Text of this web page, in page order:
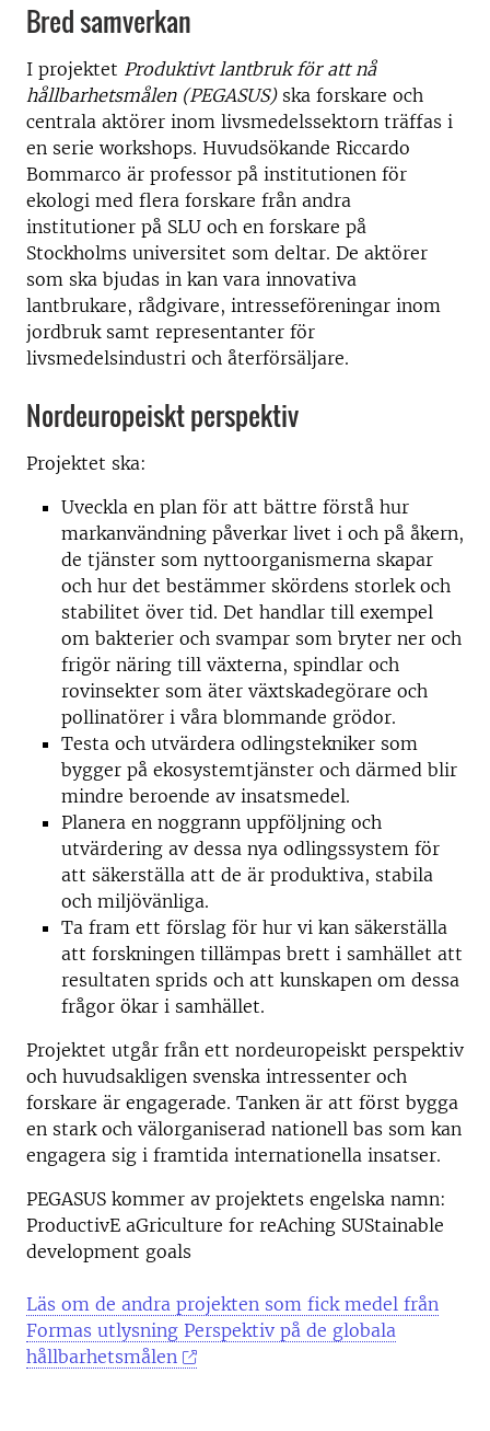
Bred samverkan
I projektet Produktivt lantbruk för att nå
hållbarhetsmålen (PEGASUS)ska forskare och
centrala aktörer inom livsmedelssektorn träffas i
en serie workshops. Huvudsökande Riccardo
Bommarco är professor på institutionen för
ekologi med flera forskare från andra
institutioner på SLU och en forskare på
Stockholms universitet som deltar. De aktörer
som ska bjudas in kan vara innovativa
lantbrukare, rådgivare, intresseföreningar inom
jordbruk samt representanter för
livsmedelsindustri och återförsäljare.
Nordeuropeiskt perspektiv
Projektet ska:
Uveckla en plan för att bättre förstå hur
markanvändning påverkar livet i och på åkern,
de tjänster som nyttoorganismerna skapar
och hur det bestämmer skördens storlek och
stabilitet över tid. Det handlar till exempel
om bakterier och svampar som bryter ner och
frigör näring till växterna, spindlar och
rovinsekter som äter växtskadegörare och
pollinatörer i våra blommande grödor.
Testa och utvärdera odlingstekniker som
bygger på ekosystemtjänster och därmed blir
mindre beroende av insatsmedel.
Planera en noggrann uppföljning och
utvärdering av dessa nya odlingssystem för
att säkerställa att de är produktiva, stabila
och miljövänliga.
Ta fram ett förslag för hur vi kan säkerställa
att forskningen tillämpas brett i samhället att
resultaten sprids och att kunskapen om dessa
frågor ökar i samhället.
Projektet utgår från ett nordeuropeiskt perspektiv
och huvudsakligen svenska intressenter och
forskare är engagerade. Tanken är att först bygga
en stark och välorganiserad nationell bas som kan
engagera sig i framtida internationella insatser.
PEGASUS kommer av projektets engelska namn:
ProductivE aGriculture for reAching SUStainable
development goals
Läs om de andra projekten som fick medel från
Formas utlysning Perspektiv på de globala
hållbarhetsmålen